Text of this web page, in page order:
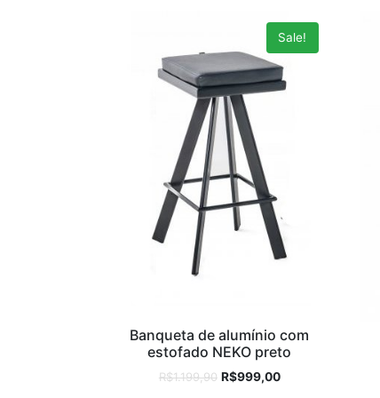
Sale!
Banqueta de alumínio com
estofado NEKO preto
R$1.199,90 R$999,00